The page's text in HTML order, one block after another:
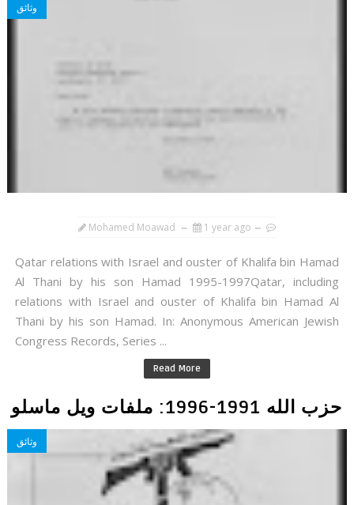
وثائق
Mohamed Moawad 1 year ago
Qatar relations with Israel and ouster of Khalifa bin Hamad
Al Thani by his son Hamad 1995-1997Qatar, including
relations with Israel and ouster of Khalifa bin Hamad Al
Thani by his son Hamad. In: Anonymous American Jewish
Congress Records, Series ...
Read More
حزب الله 1991-1996: ملفات ويل ماسلو
وثائق